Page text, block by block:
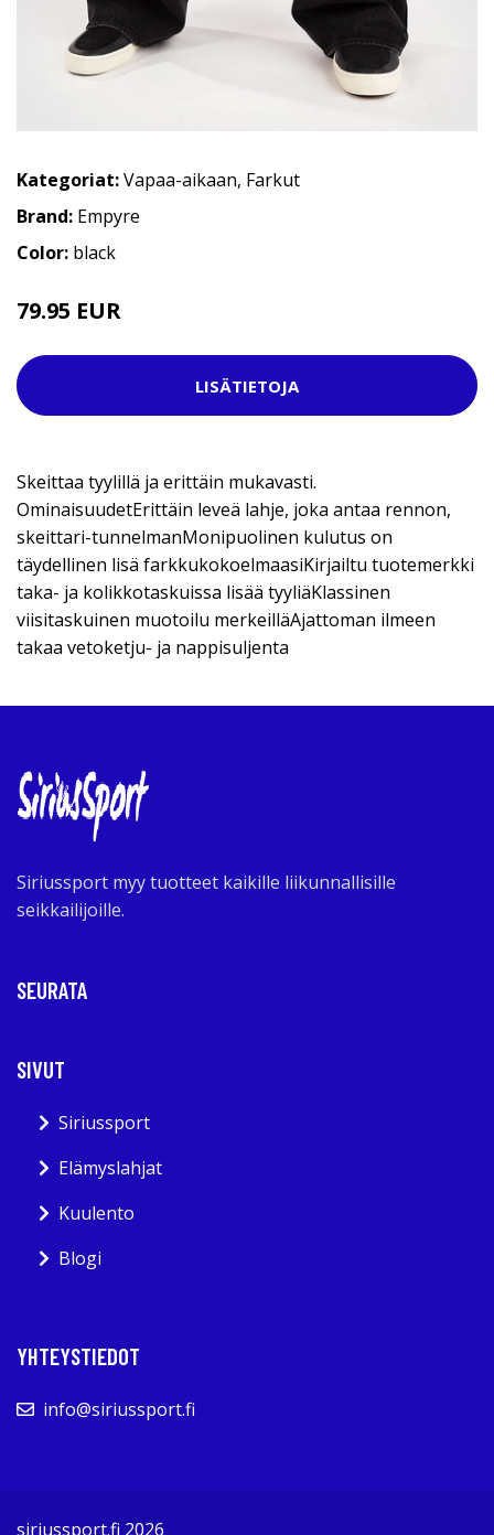
Kategoriat:Vapaa-aikaan, Farkut
Brand: Empyre
Color: black
79.95 EUR
LISÄTIETOJA
Skeittaa tyylillä ja erittäin mukavasti.
OminaisuudetErittäin leveä lahje, joka antaa rennon,
skeittari-tunnelmanMonipuolinen kulutus on
täydellinen lisä farkkukokoelmaasiKirjailtu tuotemerkki
taka- ja kolikkotaskuissa lisää tyyliäKlassinen
viisitaskuinen muotoilu merkeilläAjattoman ilmeen
takaa vetoketju- ja nappisuljenta
Siriussport myy tuotteet kaikille liikunnallisille
seikkailijoille.
SEURATA
SIVUT
Siriussport
Elämyslahjat
Kuulento
Blogi
YHTEYSTIEDOT
info@siriussport.fi
siriussport.fi 2026